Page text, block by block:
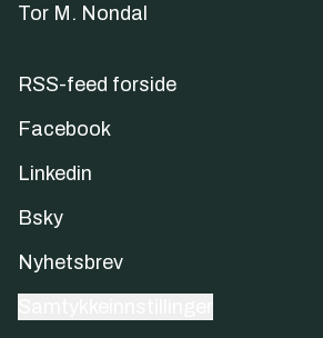
Tor M. Nondal
RSS-feed forside
Facebook
Linkedin
Bsky
Nyhetsbrev